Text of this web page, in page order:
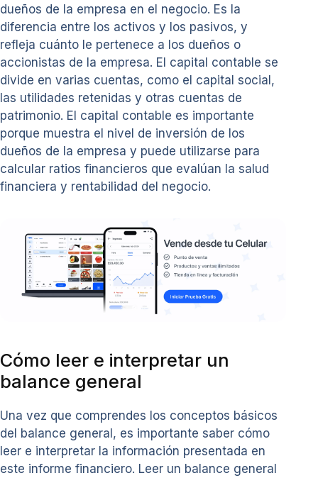
dueños de la empresa en el negocio. Es la
diferencia entre los activos y los pasivos, y
refleja cuánto le pertenece a los dueños o
accionistas de la empresa. El capital contable se
divide en varias cuentas, como el capital social,
las utilidades retenidas y otras cuentas de
patrimonio. El capital contable es importante
porque muestra el nivel de inversión de los
dueños de la empresa y puede utilizarse para
calcular ratios financieros que evalúan la salud
financiera y rentabilidad del negocio.
Cómo leer e interpretar un
balance general
Una vez que comprendes los conceptos básicos
del balance general, es importante saber cómo
leer e interpretar la información presentada en
este informe financiero. Leer un balance general